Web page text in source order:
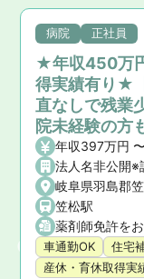
病院 正社員
★年収450万
得実績有り★
直なしで残業
院未経験の方
年収397万円
法人名非公開※
岐阜県羽島郡
笠松駅
薬剤師免許を
車通勤OK 住宅
産休・育休取得実